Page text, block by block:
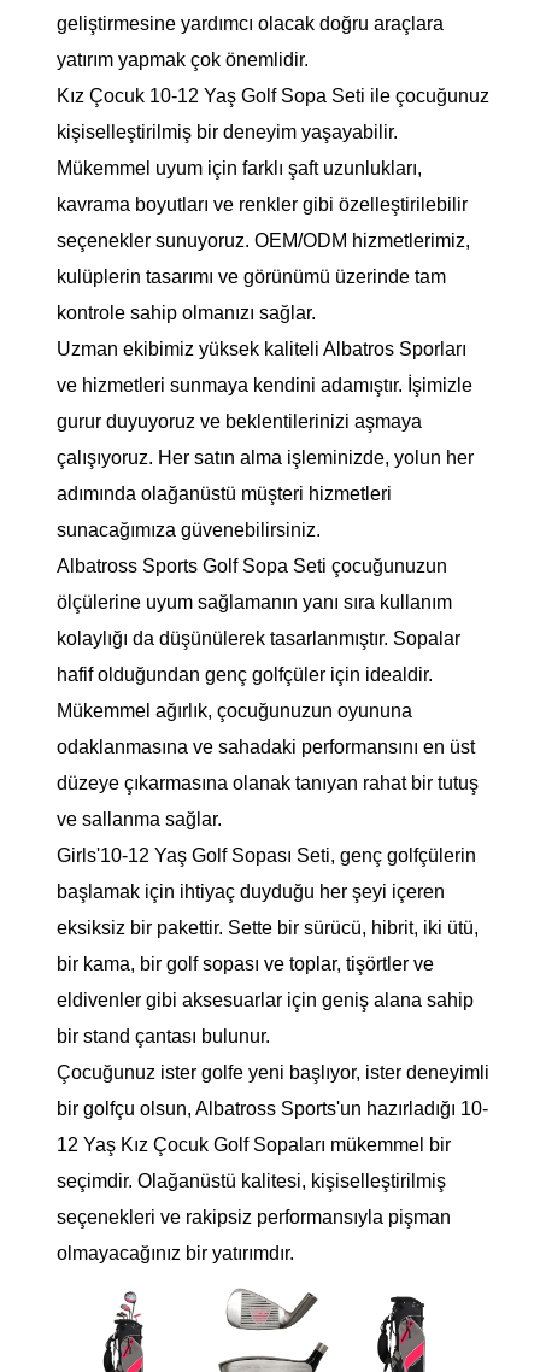
geliştirmesine yardımcı olacak doğru araçlara
yatırım yapmak çok önemlidir.
Kız Çocuk 10-12 Yaş Golf Sopa Seti ile çocuğunuz
kişiselleştirilmiş bir deneyim yaşayabilir.
Mükemmel uyum için farklı şaft uzunlukları,
kavrama boyutları ve renkler gibi özelleştirilebilir
seçenekler sunuyoruz. OEM/ODM hizmetlerimiz,
kulüplerin tasarımı ve görünümü üzerinde tam
kontrole sahip olmanızı sağlar.
Uzman ekibimiz yüksek kaliteli Albatros Sporları
ve hizmetleri sunmaya kendini adamıştır. İşimizle
gurur duyuyoruz ve beklentilerinizi aşmaya
çalışıyoruz. Her satın alma işleminizde, yolun her
adımında olağanüstü müşteri hizmetleri
sunacağımıza güvenebilirsiniz.
Albatross Sports Golf Sopa Seti çocuğunuzun
ölçülerine uyum sağlamanın yanı sıra kullanım
kolaylığı da düşünülerek tasarlanmıştır. Sopalar
hafif olduğundan genç golfçüler için idealdir.
Mükemmel ağırlık, çocuğunuzun oyununa
odaklanmasına ve sahadaki performansını en üst
düzeye çıkarmasına olanak tanıyan rahat bir tutuş
ve sallanma sağlar.
Girls'10-12 Yaş Golf Sopası Seti, genç golfçülerin
başlamak için ihtiyaç duyduğu her şeyi içeren
eksiksiz bir pakettir. Sette bir sürücü, hibrit, iki ütü,
bir kama, bir golf sopası ve toplar, tişörtler ve
eldivenler gibi aksesuarlar için geniş alana sahip
bir stand çantası bulunur.
Çocuğunuz ister golfe yeni başlıyor, ister deneyimli
bir golfçu olsun, Albatross Sports'un hazırladığı 10-
12 Yaş Kız Çocuk Golf Sopaları mükemmel bir
seçimdir. Olağanüstü kalitesi, kişiselleştirilmiş
seçenekleri ve rakipsiz performansıyla pişman
olmayacağınız bir yatırımdır.